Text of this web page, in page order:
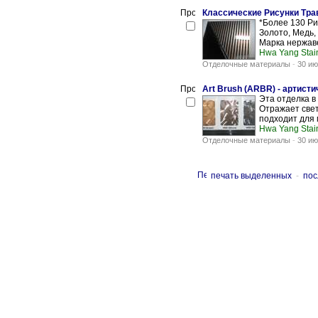
Классические Рисунки
*Более 130
Золото,
Марка
Hwa Yang
Отделочные материалы - 30
Art Brush (ARBR) -
Эта отделка
Отражает
подходит для
Hwa Yang
Отделочные материалы - 30
печать выделенных -